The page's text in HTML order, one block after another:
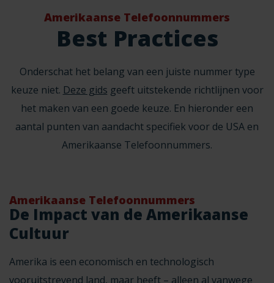
Amerikaanse Telefoonnummers
Best Practices
Onderschat het belang van een juiste nummer type
keuze niet. Deze gids geeft uitstekende richtlijnen voor
het maken van een goede keuze. En hieronder een
aantal punten van aandacht specifiek voor de USA en
Amerikaanse Telefoonnummers.
Amerikaanse Telefoonnummers
De Impact van de Amerikaanse
Cultuur
Amerika is een economisch en technologisch
vooruitstrevend land, maar heeft – alleen al vanwege